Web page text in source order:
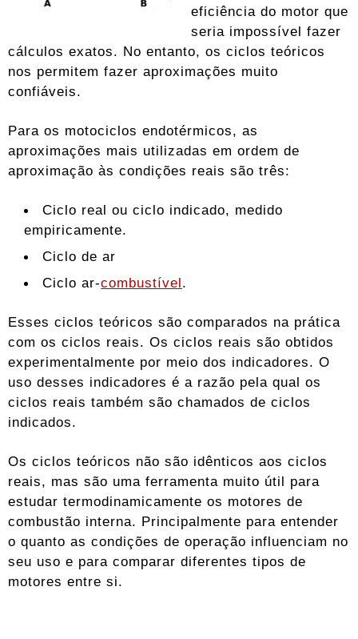
eficiência do motor que
seria impossível fazer
cálculos exatos. No entanto, os ciclos teóricos
nos permitem fazer aproximações muito
confiáveis.
Para os motociclos endotérmicos, as
aproximações mais utilizadas em ordem de
aproximação às condições reais são três:
Ciclo real ou ciclo indicado, medido
empiricamente.
Ciclo de ar
Ciclo ar-combustível.
Esses ciclos teóricos são comparados na prática
com os ciclos reais. Os ciclos reais são obtidos
experimentalmente por meio dos indicadores. O
uso desses indicadores é a razão pela qual os
ciclos reais também são chamados de ciclos
indicados.
Os ciclos teóricos não são idênticos aos ciclos
reais, mas são uma ferramenta muito útil para
estudar termodinamicamente os motores de
combustão interna. Principalmente para entender
o quanto as condições de operação influenciam no
seu uso e para comparar diferentes tipos de
motores entre si.